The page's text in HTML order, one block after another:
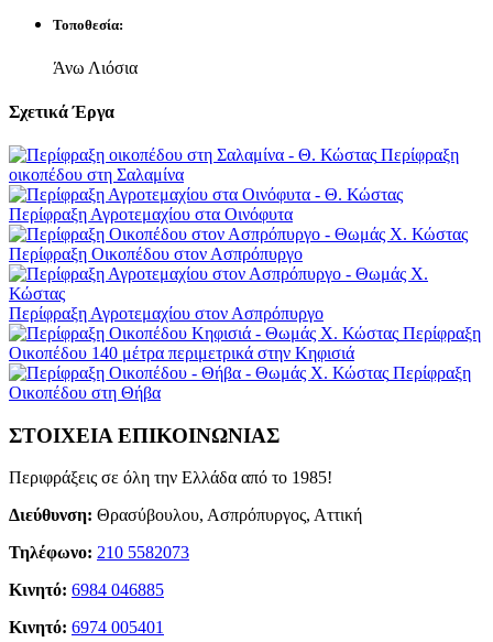
Τοποθεσία:
Άνω Λιόσια
ΣχετικάΈργα
Περίφραξη
οικοπέδου στη Σαλαμίνα
Περίφραξη Αγροτεμαχίου στα Οινόφυτα
Περίφραξη Οικοπέδου στον Ασπρόπυργο
Περίφραξη Αγροτεμαχίου στον Ασπρόπυργο
Περίφραξη
Οικοπέδου 140 μέτρα περιμετρικά στην Κηφισιά
Περίφραξη
Oικοπέδου στη Θήβα
ΣΤΟΙΧΕΙΑ ΕΠΙΚΟΙΝΩΝΙΑΣ
Περιφράξεις σε όλη την Ελλάδα από το 1985!
Διεύθυνση: Θρασύβουλου, Ασπρόπυργος, Αττική
Τηλέφωνο: 210 5582073
Κινητό: 6984 046885
Κινητό: 6974 005401